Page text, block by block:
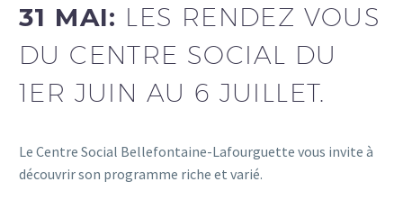
31 MAI: LES RENDEZ VOUS
DU CENTRE SOCIAL DU
1ER JUIN AU 6 JUILLET.
Le Centre Social Bellefontaine-Lafourguette vous invite à
découvrir son programme riche et varié.